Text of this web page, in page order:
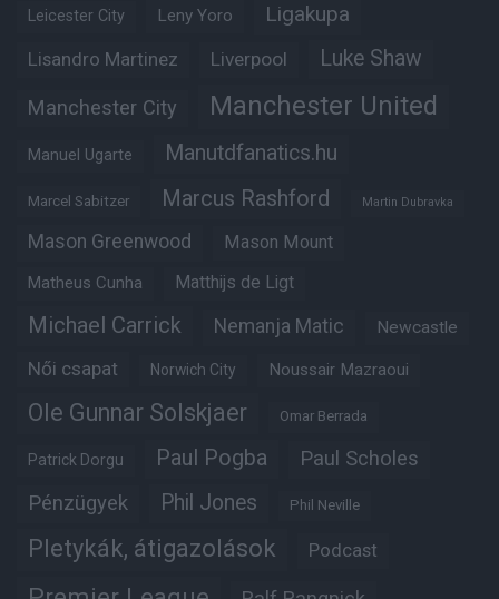
Leicester City Leny Yoro Ligakupa
Lisandro Martinez Liverpool Luke Shaw
Manchester City Manchester United
Manuel Ugarte Manutdfanatics.hu
Marcel Sabitzer Marcus Rashford Martin Dubravka
Mason Greenwood Mason Mount
Matheus Cunha Matthijs de Ligt
Michael Carrick Nemanja Matic Newcastle
Női csapat Norwich City Noussair Mazraoui
Ole Gunnar Solskjaer Omar Berrada
Patrick Dorgu Paul Pogba Paul Scholes
Pénzügyek Phil Jones Phil Neville
Pletykák, átigazolások Podcast